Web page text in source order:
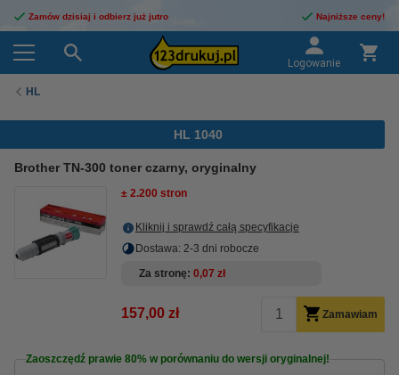
Zamów dzisiaj i odbierz już jutro Najniższe ceny!
Logowanie
HL
HL 1040
Brother TN-300 toner czarny, oryginalny
± 2.200 stron
Kliknij i sprawdź całą specyfikacje
Dostawa: 2-3 dni robocze
Za stronę 0,07 zł
157,00 zł Zamawiam
Zaoszczędź prawie 80% w porównaniu do wersji oryginalnej!